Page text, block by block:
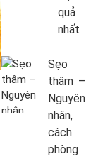
quả
nhất
Sẹo
thâm –
Nguyên
nhân,
cách
phòng